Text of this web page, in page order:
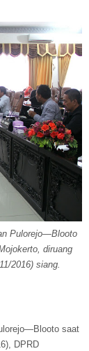
Pulorejo—Blooto
diruang
2016) siang.
saat
DPRD